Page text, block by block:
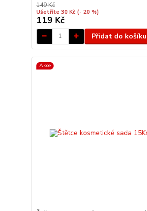
149 Kč
Ušetříte 30 Kč (- 20 %)
119 Kč
Přidat do košíku
Akce